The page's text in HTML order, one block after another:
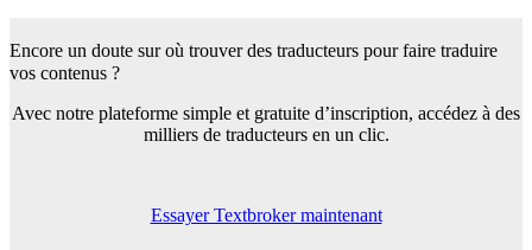
Encore un doute sur où trouver des traducteurs pour faire traduire
vos contenus ?
Avec notre plateforme simple et gratuite d’inscription, accédez à des
milliers de traducteurs en un clic.
Essayer Textbroker maintenant